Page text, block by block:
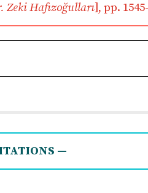
Zeki Hafızoğulları], pp.
—